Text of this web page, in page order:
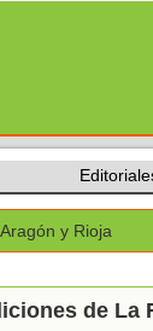
y Rioja
de La